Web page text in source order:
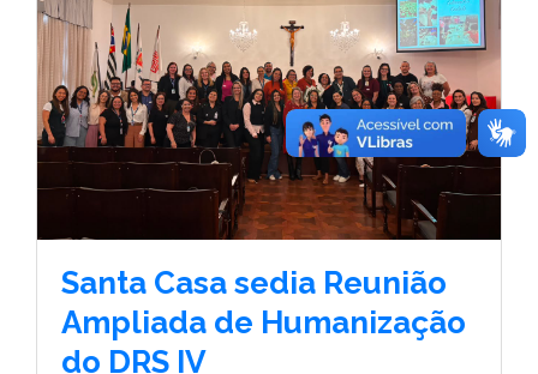
Santa Casa sedia Reunião
Ampliada de Humanização
do DRS IV